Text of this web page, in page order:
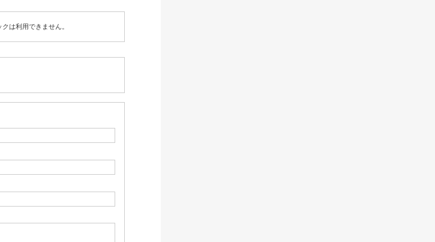
クは利用できません。